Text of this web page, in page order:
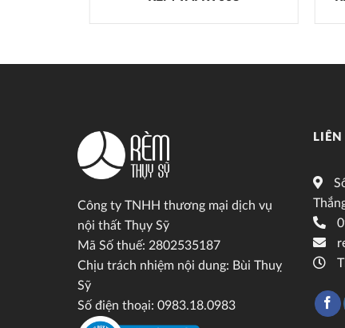
Công ty TNHH thương mại dịch vụ
nội thất Thụy Sỹ
Mã Số thuế: 2802535187
Chịu trách nhiệm nội dung: Bùi Thuỵ
Sỹ
Số điện thoại: 0983.18.0983